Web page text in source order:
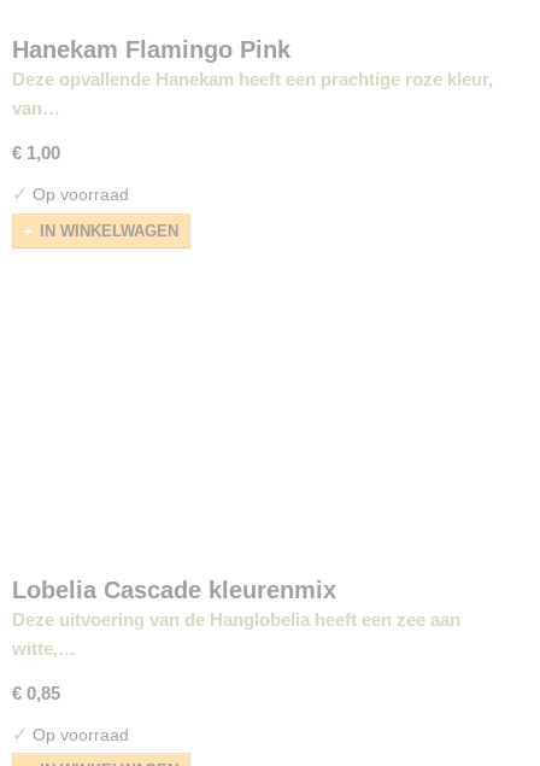
Hanekam Flamingo Pink
Deze opvallende Hanekam heeft een prachtige roze kleur,
van…
€ 1,00
✓ Op voorraad
IN WINKELWAGEN
Lobelia Cascade kleurenmix
Deze uitvoering van de Hanglobelia heeft een zee aan
witte,…
€ 0,85
✓ Op voorraad